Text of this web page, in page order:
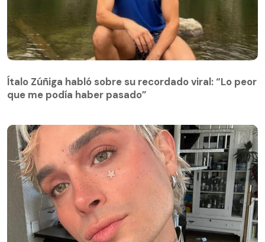
Ítalo Zúñiga habló sobre su recordado viral: “Lo peor
que me podía haber pasado”